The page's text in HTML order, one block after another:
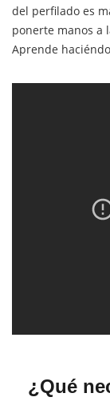
del perfilado es
ponerte manos a
Aprende
¿Qué